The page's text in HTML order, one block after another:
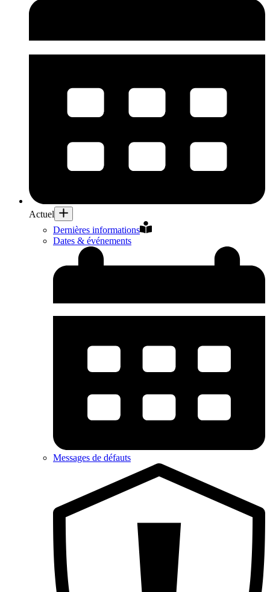
Actuel
Dernières informations
Dates & événements
Messages de défauts